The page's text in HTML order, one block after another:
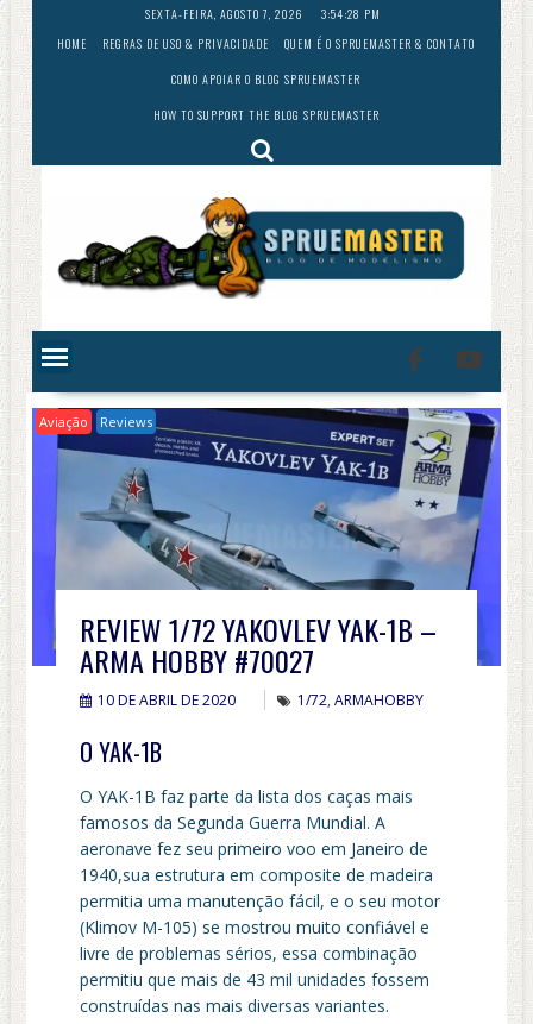
Skip
to
content
SEXTA-FEIRA, AGOSTO 7, 2026
3:54:30 PM
HOME
REGRAS DE USO & PRIVACIDADE
QUEM É O SPRUEMASTER & CONTATO
COMO APOIAR O BLOG SPRUEMASTER
HOW TO SUPPORT THE BLOG SPRUEMASTER
Aviação Reviews
REVIEW 1/72 YAKOVLEV YAK-1B –
ARMA HOBBY #70027
10 DE ABRIL DE 2020 1/72,ARMAHOBBY
O YAK-1B
O YAK-1B faz parte da lista dos caças mais
famosos da Segunda Guerra Mundial. A
aeronave fez seu primeiro voo em Janeiro de
1940,sua estrutura em composite de madeira
permitia uma manutenção fácil, e o seu motor
(Klimov M-105) se mostrou muito confiável e
livre de problemas sérios, essa combinação
permitiu que mais de 43 mil unidades fossem
construídas nas mais diversas variantes.